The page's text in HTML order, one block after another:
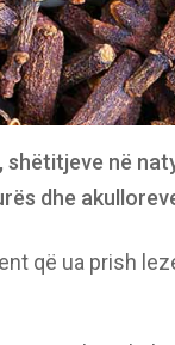
shëtitjeve në
dhe
që ua prish